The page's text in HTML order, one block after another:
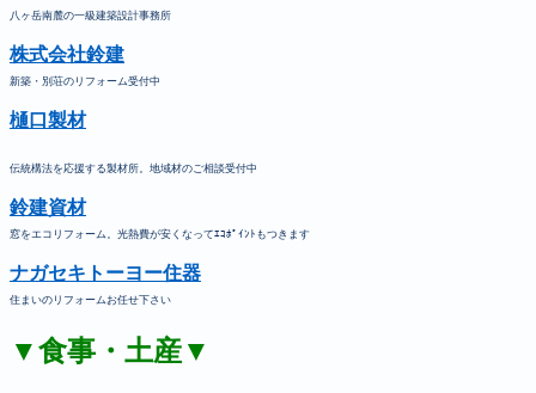
八ヶ岳南麓の一級建築設計事務所
株式会社鈴建
新築・別荘のリフォーム受付中
樋口製材
伝統構法を応援する製材所。地域材のご相談受付中
鈴建資材
窓をエコリフォーム。光熱費が安くなってｴｺﾎﾟｲﾝﾄもつきます
ナガセキトーヨー住器
住まいのリフォームお任せ下さい
▼食事・土産▼